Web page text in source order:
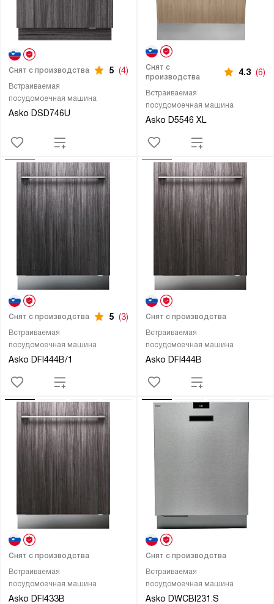
Встраиваемая
посудомоечная машина
Asko DSD746U
Снят с производства 5 (4)
Встраиваемая
посудомоечная машина
Asko D5546 XL
Снят с
производства
4.3 (6)
Встраиваемая
посудомоечная машина
Asko DFI444B/1
Снят с производства 5 (3)
Встраиваемая
посудомоечная машина
Asko DFI444B
Снят с производства
Встраиваемая
посудомоечная машина
Asko DFI433B
Снят с производства
Встраиваемая
посудомоечная машина
Asko DWCBI231.S
Снят с производства